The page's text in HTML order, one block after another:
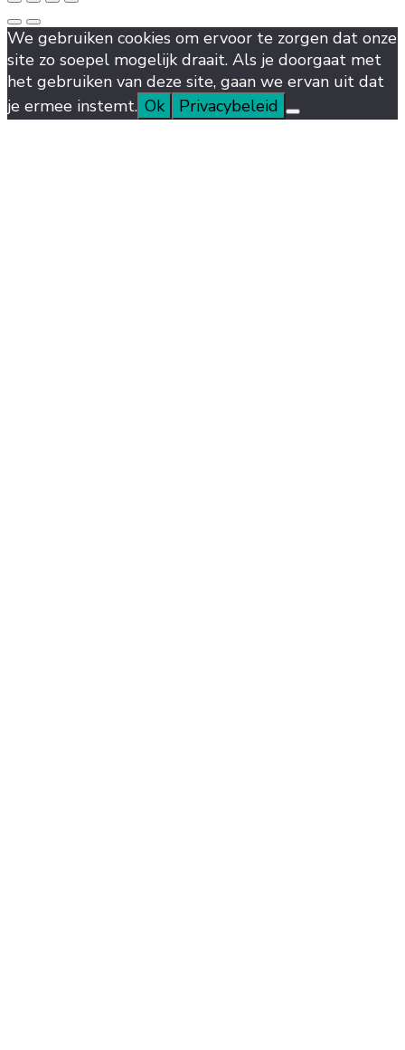
We gebruiken cookies om ervoor te zorgen dat onze
site zo soepel mogelijk draait. Als je doorgaat met
het gebruiken van deze site, gaan we ervan uit dat
je ermee instemt. Ok Privacybeleid